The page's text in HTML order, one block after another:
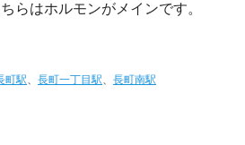
らはホルモンがメインです。
町駅、 長町一丁目駅、 長町南駅